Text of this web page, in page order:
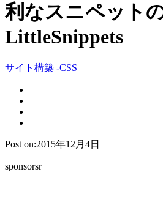
利なスニペット
LittleSnippets
サイト構築 -CSS
Post on:2015年12月4日
sponsorsr